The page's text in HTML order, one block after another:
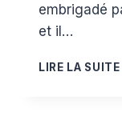
embrigadé
et il…
LIRE LA SUITE